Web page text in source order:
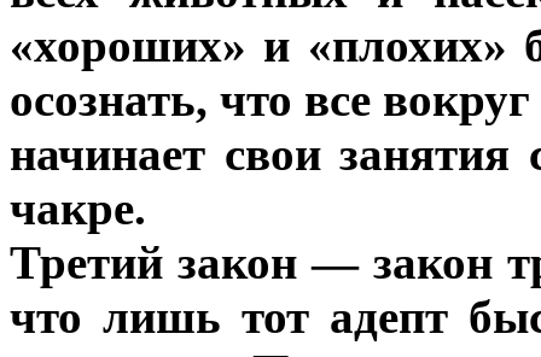
«хороших» и «плохих»
осознать, что все
начинает свои занятия
чакре.
Третий закон — закон
что лишь тот адепт